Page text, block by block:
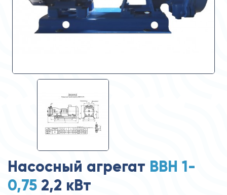
Насосный агрегат ВВН 1-
0,75 2,2 кВт